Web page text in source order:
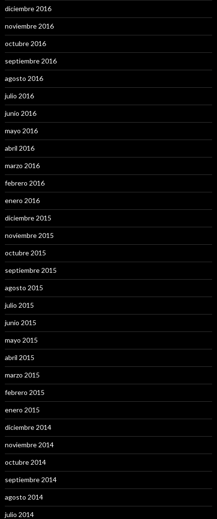
diciembre 2016
noviembre 2016
octubre 2016
septiembre 2016
agosto 2016
julio 2016
junio 2016
mayo 2016
abril 2016
marzo 2016
febrero 2016
enero 2016
diciembre 2015
noviembre 2015
octubre 2015
septiembre 2015
agosto 2015
julio 2015
junio 2015
mayo 2015
abril 2015
marzo 2015
febrero 2015
enero 2015
diciembre 2014
noviembre 2014
octubre 2014
septiembre 2014
agosto 2014
julio 2014